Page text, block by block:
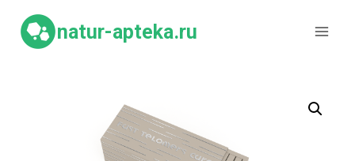
содержимому
natur-apteka.ru